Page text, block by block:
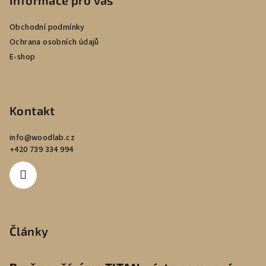
Obchodní podmínky
Ochrana osobních údajů
E-shop
Kontakt
info@woodlab.cz
+420 739 334 994
Články